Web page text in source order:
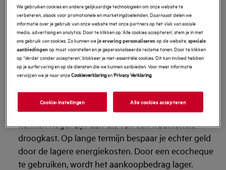
aanzienlijk energiezuiniger dan traditionele drogers.
Dit betekent lagere energiekosten en een
verminderde impact op het milieu. Dit is in lijn met
het doel van ecocheques om milieuvriendelijke
aankopen te stimuleren.
Milieubewust:Warmtepompdrogers verbruiken
Bespaar kosten op de lange termijn: De
aankoopkosten van een warmtepompdroogkast
kunnen hoger zijn dan die van een traditionele
droogkast. Op lange termijn bespaar je echter geld
door de lagere energiekosten. Door een ecocheque
te gebruiken, wordt het aankoopbedrag lager.
We gebruiken cookies en andere gelijkaardige technologieën om onze website te
verbeteren, alsook voor promotionele en marketingdoeleinden. Daarnaast delen we
informatie over je gebruik van onze website met onze partners op het vlak van sociale
media, advertising en analytics. Door te klikken op ‘Alle cookies accepteren’, stem je in met
ons gebruik van cookies. Zo kunnen weje ervaring personaliseren op de website,speciale
aanbiedingen op maat voorstellen en je gepersonaliseerde reclame tonen. Door te klikken
op ‘Verder zonder accepteren’, blokkeer je niet-essentiële cookies. Dit kan invloed hebben
op je surfervaring en op de diensten die we kunnen aanbieden. Voor meer informatie
verwijzen we je naar onzeCookieverklaringenPrivacy Verklaring.
Cookie-instellingen Alle cookies accepteren